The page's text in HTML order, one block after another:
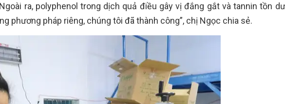
ra, polyphenol trong dịch quả điều gây vị đắng gắt và tannin tồn
phương pháp riêng, chúng tôi đã thành công”, chị Ngọc chia sẻ.